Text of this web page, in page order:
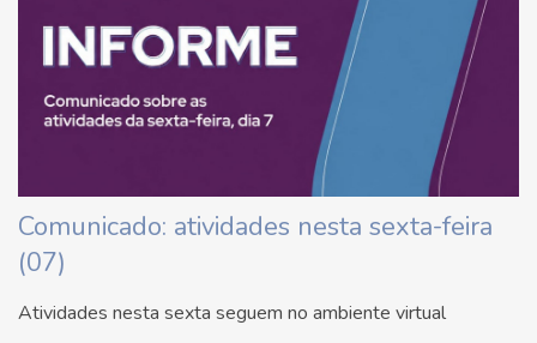
Comunicado: atividades nesta sexta-feira
(07)
Atividades nesta sexta seguem no ambiente virtual